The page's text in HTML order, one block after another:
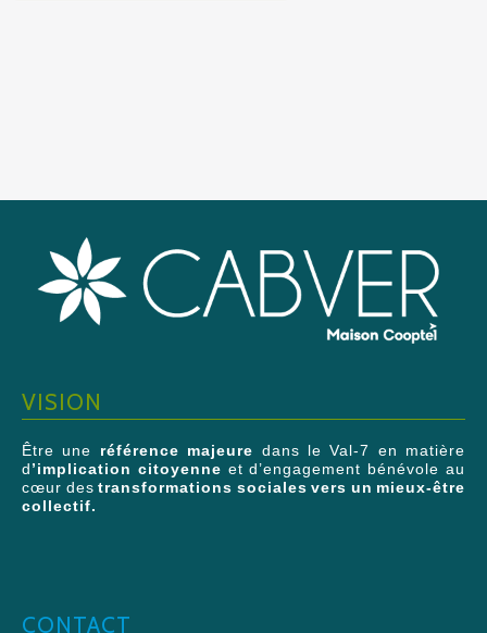
VISION
Être une référence majeure dans le Val-7 en matière
d’implication citoyenne et d’engagement bénévole au
cœur des transformations sociales vers un mieux-être
collectif.
CONTACT